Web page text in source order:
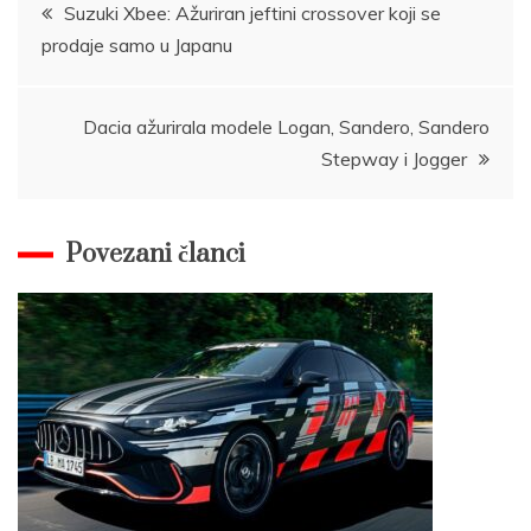
navigation
Suzuki Xbee: Ažuriran jeftini crossover koji se
prodaje samo u Japanu
Dacia ažurirala modele Logan, Sandero, Sandero
Stepway i Jogger
Povezani članci